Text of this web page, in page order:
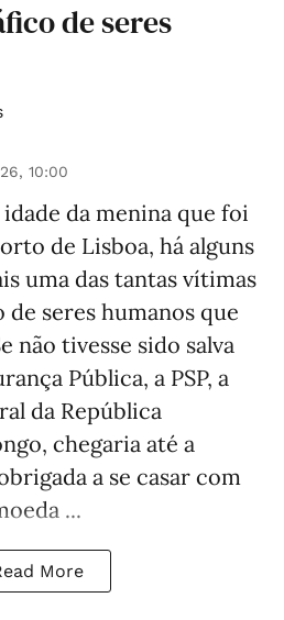
de seres
10:00
idade da menina que foi
de Lisboa, há alguns
uma das tantas vítimas
seres humanos que
não tivesse sido salva
Pública, a PSP, a
da República
chegaria até a
a se casar com
...
More